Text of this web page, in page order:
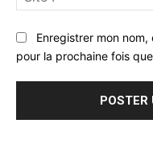
Enregistrer mon
pour la prochaine fois